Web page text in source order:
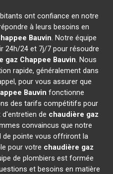
ont confiance en notre
à leurs besoins en
Bauvin. Notre équipe
24h/24 et 7j/7 pour résoudre
gaz Chappee Bauvin. Nous
rapide, généralement dans
pour vous assurer que
Bauvin fonctionne
des tarifs compétitifs pour
de chaudière gaz
convaincus que notre
de pointe vous offriront la
pour votre chaudière gaz
de plombiers est formée
et besoins en matière